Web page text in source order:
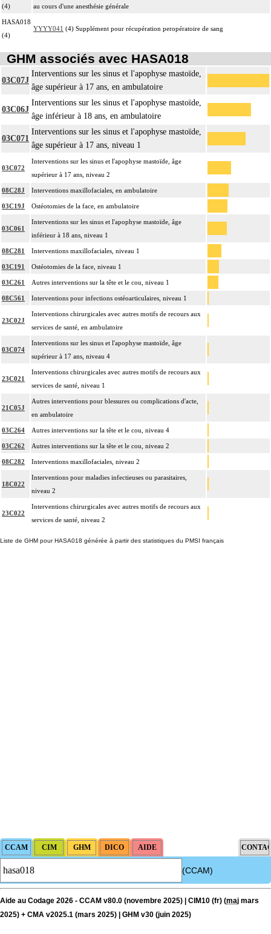
(4)
au cours d'une anesthésie générale
HASA018
(4)
YYYY041 (4) Supplément pour récupération peropératoire de sang
GHM associés avec HASA018
03C07J
Interventions sur les sinus et l'apophyse mastoïde,
âge supérieur à 17 ans, en ambulatoire
03C06J
Interventions sur les sinus et l'apophyse mastoïde,
âge inférieur à 18 ans, en ambulatoire
03C071
Interventions sur les sinus et l'apophyse mastoïde,
âge supérieur à 17 ans, niveau 1
03C072
Interventions sur les sinus et l'apophyse mastoïde, âge
supérieur à 17 ans, niveau 2
08C28J Interventions maxillofaciales, en ambulatoire
03C19J Ostéotomies de la face, en ambulatoire
03C061
Interventions sur les sinus et l'apophyse mastoïde, âge
inférieur à 18 ans, niveau 1
08C281 Interventions maxillofaciales, niveau 1
03C191 Ostéotomies de la face, niveau 1
03C261 Autres interventions sur la tête et le cou, niveau 1
08C561 Interventions pour infections ostéoarticulaires, niveau 1
23C02J
Interventions chirurgicales avec autres motifs de recours aux
services de santé, en ambulatoire
03C074
Interventions sur les sinus et l'apophyse mastoïde, âge
supérieur à 17 ans, niveau 4
23C021
Interventions chirurgicales avec autres motifs de recours aux
services de santé, niveau 1
21C05J
Autres interventions pour blessures ou complications d'acte,
en ambulatoire
03C264 Autres interventions sur la tête et le cou, niveau 4
03C262 Autres interventions sur la tête et le cou, niveau 2
08C282 Interventions maxillofaciales, niveau 2
18C022
Interventions pour maladies infectieuses ou parasitaires,
niveau 2
23C022
Interventions chirurgicales avec autres motifs de recours aux
services de santé, niveau 2
Liste de GHM pour HASA018 générée à partir des statistiques du PMSI français
(CCAM)
Aide au Codage 2026 - CCAM v80.0 (novembre 2025) | CIM10 (fr) (maj mars
2025) + CMA v2025.1 (mars 2025) | GHM v30 (juin 2025)